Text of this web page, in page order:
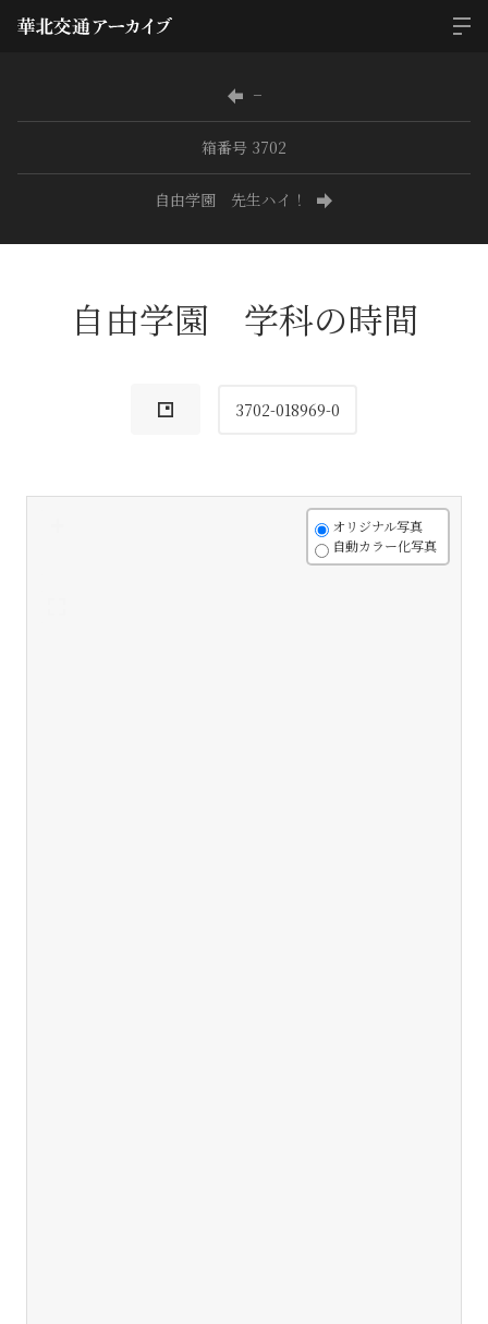
−
箱番号 3702
自由学園 先生ハイ！
自由学園 学科の時間
3702-018969-0
オリジナル写真
自動カラー化写真